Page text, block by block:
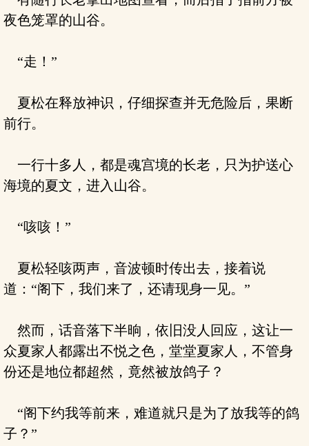
夜色笼罩的山谷。
“走！”
夏松在释放神识，仔细探查并无危险后，果断
前行。
一行十多人，都是魂宫境的长老，只为护送心
海境的夏文，进入山谷。
“咳咳！”
夏松轻咳两声，音波顿时传出去，接着说
道：“阁下，我们来了，还请现身一见。”
然而，话音落下半晌，依旧没人回应，这让一
众夏家人都露出不悦之色，堂堂夏家人，不管身
份还是地位都超然，竟然被放鸽子？
“阁下约我等前来，难道就只是为了放我等的鸽
子？”